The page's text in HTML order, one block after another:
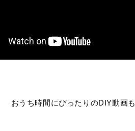
おうち時間にぴったりのDIY動画も